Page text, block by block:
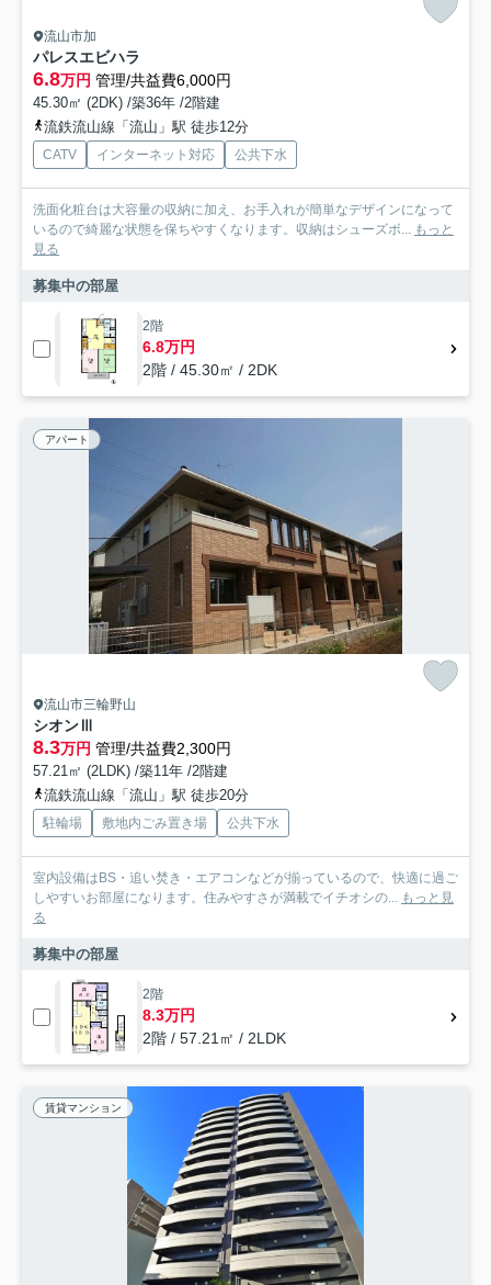
流山市加
パレスエビハラ
6.8万円 管理/共益費6,000円
45.30㎡ (2DK) /築36年 /2階建
流鉄流山線「流山」駅 徒歩12分
CATV インターネット対応 公共下水
洗面化粧台は大容量の収納に加え、お手入れが簡単なデザインになって
いるので綺麗な状態を保ちやすくなります。収納はシューズボ... もっと
見る
募集中の部屋
2階
6.8万円
2階 / 45.30㎡ / 2DK
アパート
流山市三輪野山
シオンⅢ
8.3万円 管理/共益費2,300円
57.21㎡ (2LDK) /築11年 /2階建
流鉄流山線「流山」駅 徒歩20分
駐輪場 敷地内ごみ置き場 公共下水
室内設備はBS・追い焚き・エアコンなどが揃っているので、快適に過ご
しやすいお部屋になります。住みやすさが満載でイチオシの... もっと見
る
募集中の部屋
2階
8.3万円
2階 / 57.21㎡ / 2LDK
賃貸マンション